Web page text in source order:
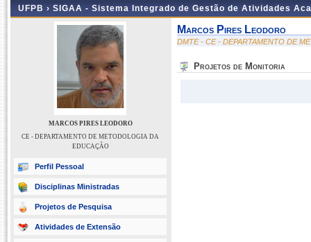
UFPB › SIGAA - Sistema Integrado de Gestão de Atividades
MARCOS PIRES LEODORO
CE - DEPARTAMENTO DE METODOLOGIA DA
EDUCAÇÃO
Perfil Pessoal
Disciplinas Ministradas
Projetos de Pesquisa
Atividades de Extensão
Marcos Pires Leodoro
DMTE - CE - DEPARTAMENTO DE
Projetos de Monitoria